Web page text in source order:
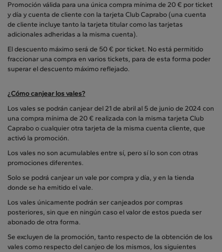
Promoción válida para una única compra mínima de 20 € por ticket
y día y cuenta de cliente con la tarjeta Club Caprabo (una cuenta
de cliente incluye tanto la tarjeta titular como las tarjetas
adicionales adheridas a la misma cuenta).
El descuento máximo será de 50 € por ticket. No está permitido
fraccionar una compra en varios tickets, para de esta forma poder
superar el descuento máximo reflejado.
¿Cómo canjear los vales?
Los vales se podrán canjear del 21 de abril al 5 de junio de 2024 con
una compra mínima de 20 € realizada con la misma tarjeta Club
Caprabo o cualquier otra tarjeta de la misma cuenta cliente, que
activó la promoción.
Los vales no son acumulables entre sí, pero sí lo son con otras
promociones diferentes.
Solo se podrá canjear un vale por compra y día, y en la tienda
donde se ha emitido el vale.
Los vales únicamente podrán ser canjeados por compras
posteriores, sin que en ningún caso el valor de estos pueda ser
abonado de otra forma.
Se excluyen de la promoción, tanto respecto de la obtención de los
vales como respecto del canjeo de los mismos, los siguientes